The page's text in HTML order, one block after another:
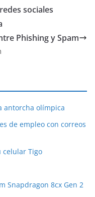
sociales
Phishing y Spam
antorcha olímpica
de empleo con correos
celular Tigo
Snapdragon 8cx Gen 2